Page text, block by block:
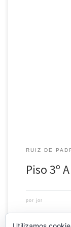
RUIZ DE
Piso 3º
por jor